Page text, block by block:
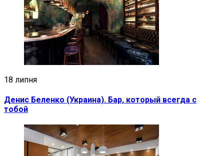
18 липня
Денис Беленко (Украина). Бар, который всегда с
тобой